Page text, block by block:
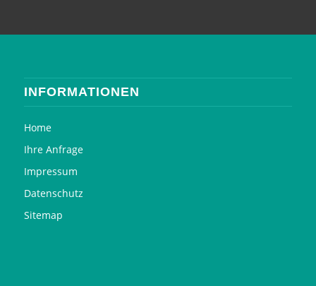
INFORMATIONEN
Home
Ihre Anfrage
Impressum
Datenschutz
Sitemap